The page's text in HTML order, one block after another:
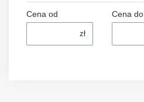
Cena od
zł
Cena do